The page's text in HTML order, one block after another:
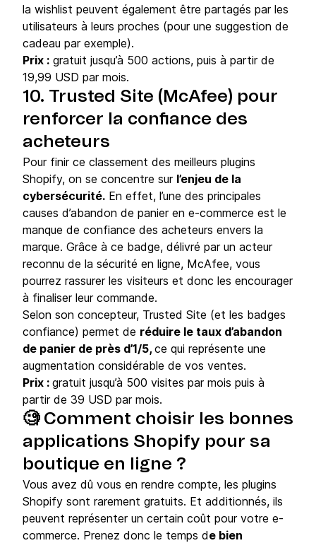
la wishlist peuvent également être partagés par les
utilisateurs à leurs proches (pour une suggestion de
cadeau par exemple).
Prix : gratuit jusqu’à 500 actions, puis à partir de
19,99 USD par mois.
10. Trusted Site (McAfee) pour
renforcer la confiance des
acheteurs
Pour finir ce classement des meilleurs plugins
Shopify, on se concentre sur l’enjeu de la
cybersécurité. En effet, l’une des principales
causes d’abandon de panier en e-commerce est le
manque de confiance des acheteurs envers la
marque. Grâce à ce badge, délivré par un acteur
reconnu de la sécurité en ligne, McAfee, vous
pourrez rassurer les visiteurs et donc les encourager
à finaliser leur commande.
Selon son concepteur, Trusted Site (et les badges
confiance) permet de réduire le taux d’abandon
de panier de près d’1/5, ce qui représente une
augmentation considérable de vos ventes.
Prix : gratuit jusqu’à 500 visites par mois puis à
partir de 39 USD par mois.
🧐 Comment choisir les bonnes
applications Shopify pour sa
boutique en ligne ?
Vous avez dû vous en rendre compte, les plugins
Shopify sont rarement gratuits. Et additionnés, ils
peuvent représenter un certain coût pour votre e-
commerce. Prenez donc le temps de bien